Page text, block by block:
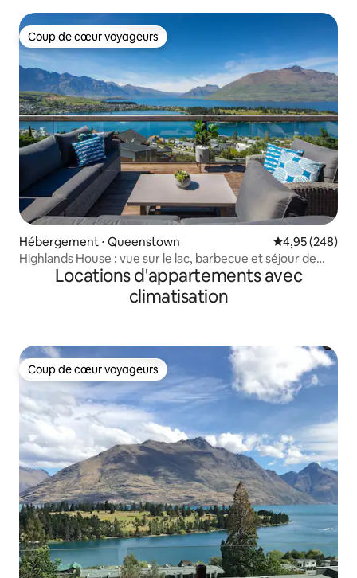
Coup de cœur voyageurs
Coup de cœur voyageurs
Hébergement ⋅ Queenstown Évaluation
4,95 (248)
Highlands House : vue sur le lac, barbecue et séjour de
Locations d'appartements avec
climatisation
Coup de cœur voyageurs
Coup de cœur voyageurs